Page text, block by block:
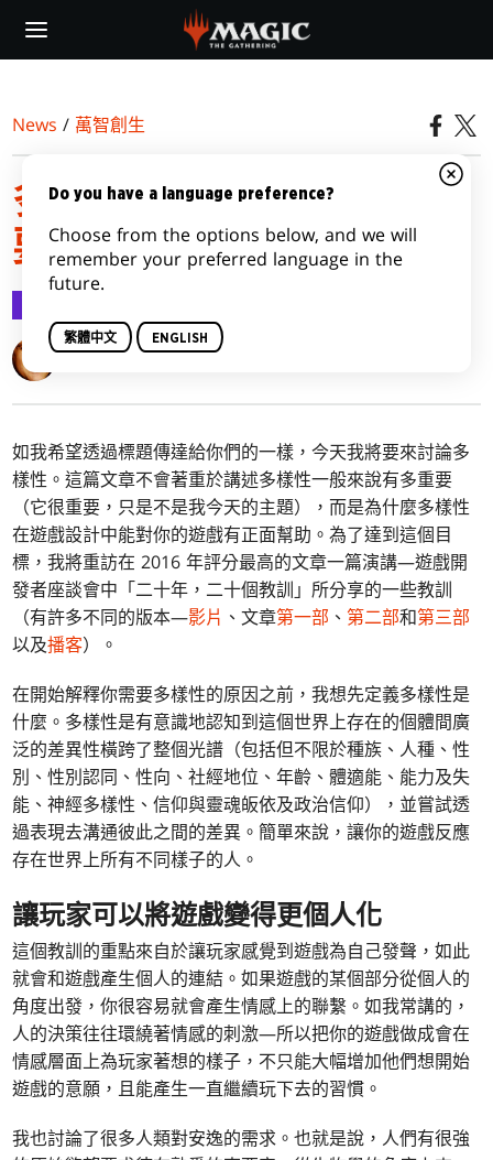
main
News / 萬智創生
多樣性對遊戲設計有多重
要
Mark Rosewater
如我希望透過標題傳達給你們的一樣，今天我將要來討論多
樣性。這篇文章不會著重於講述多樣性一般來說有多重要
（它很重要，只是不是我今天的主題），而是為什麼多樣性
在遊戲設計中能對你的遊戲有正面幫助。為了達到這個目
標，我將重訪在 2016 年評分最高的文章一篇演講—遊戲開
發者座談會中「二十年，二十個教訓」所分享的一些教訓
（有許多不同的版本—影片 、文章第一部 、第二部和第三部
以及播客）。
在開始解釋你需要多樣性的原因之前，我想先定義多樣性是
什麼。多樣性是有意識地認知到這個世界上存在的個體間廣
泛的差異性橫跨了整個光譜（包括但不限於種族、人種、性
別、性別認同、性向、社經地位、年齡、體適能、能力及失
能、神經多樣性、信仰與靈魂皈依及政治信仰），並嘗試透
過表現去溝通彼此之間的差異。簡單來說，讓你的遊戲反應
存在世界上所有不同樣子的人。
讓玩家可以將遊戲變得更個人化
這個教訓的重點來自於讓玩家感覺到遊戲為自己發聲，如此
就會和遊戲產生個人的連結。如果遊戲的某個部分從個人的
角度出發，你很容易就會產生情感上的聯繫。如我常講的，
人的決策往往環繞著情感的刺激—所以把你的遊戲做成會在
情感層面上為玩家著想的樣子，不只能大幅增加他們想開始
遊戲的意願，且能產生一直繼續玩下去的習慣。
我也討論了很多人類對安逸的需求。也就是說，人們有很強
Do you have a language preference?
Choose from the options below, and we will
remember your preferred language in the
future.
繁體中文 ENGLISH